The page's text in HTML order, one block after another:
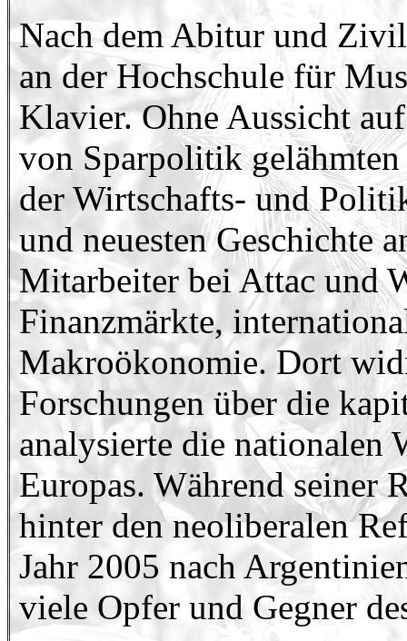
Nach dem Abitur und
an der Hochschule für
Klavier. Ohne Aussicht
von Sparpolitik
der Wirtschafts- und
und neuesten Geschichte
Mitarbeiter bei Attac und
Finanzmärkte,
Makroökonomie. Dort
Forschungen über die
analysierte die
Europas. Während seiner
hinter den neoliberalen
Jahr 2005 nach
viele Opfer und Gegner